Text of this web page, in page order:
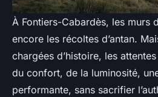
À Fontiers-Cabardès, les murs
encore les récoltes d’antan.
chargées d’histoire, les
du confort, de la luminosité,
performante, sans sacrifier